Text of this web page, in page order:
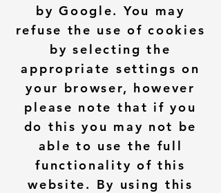
by Google. You may
refuse the use of cookies
by selecting the
appropriate settings on
your browser, however
please note that if you
do this you may not be
able to use the full
functionality of this
website. By using this